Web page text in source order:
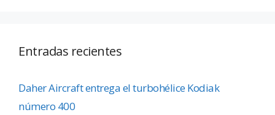
Entradas recientes
Daher Aircraft entrega el turbohélice Kodiak
número 400